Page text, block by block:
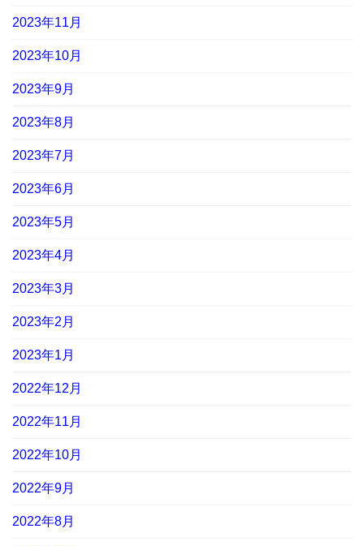
2023年11月
2023年10月
2023年9月
2023年8月
2023年7月
2023年6月
2023年5月
2023年4月
2023年3月
2023年2月
2023年1月
2022年12月
2022年11月
2022年10月
2022年9月
2022年8月